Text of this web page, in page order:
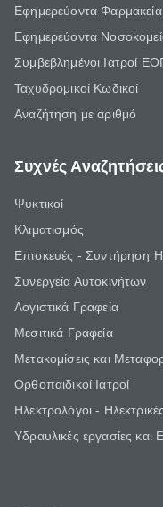
Εφημερεύοντα Φαρμακεία
Εφημερεύοντα
Συμβεβλημένοι Ιατροί
Ταχυδρομικοί Κωδικοί
Αναζήτηση με αριθμό
Συχνές
Ψυκτικοί
Κλιματισμός
Επισκευές - Συντήρηση
Συνεργεία Αυτοκινήτων
Λογιστικά Γραφεία
Μεσιτικά Γραφεία
Μετακομίσεις και
Ορθοπαιδικοί Ιατροί
Ηλεκτρολόγοι -
Υδραυλικές εργασίες και